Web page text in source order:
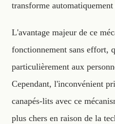
transforme
L'avantage majeur de ce
fonctionnement sans effort,
particulièrement aux
Cependant, l'inconvénient
canapés-lits avec ce
plus chers en raison de la